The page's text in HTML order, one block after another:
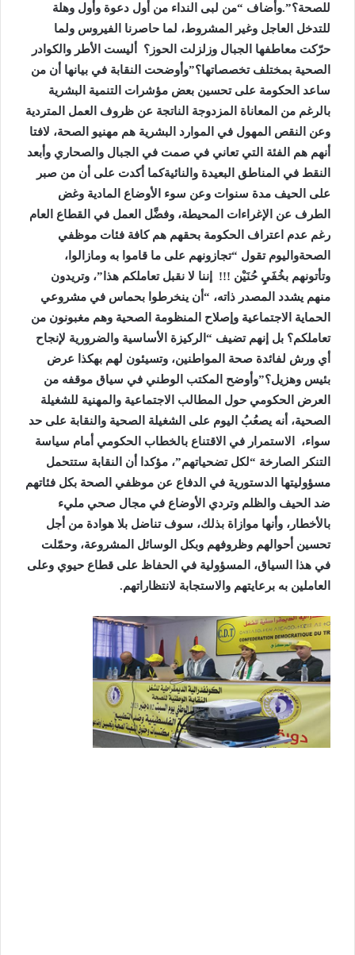
للصحة؟”.وأضاف “من لبى النداء من أول دعوة وأول وهلة
للتدخل العاجل وغير المشروط، لما حاصرنا الفيروس ولما
حرّكت معاطفها الجبال وزلزلت الحوز؟ أليست الأطر والكوادر
الصحية بمختلف تخصصاتها؟”وأوضحت النقابة في بيانها أن من
ساعد الحكومة على تحسين بعض مؤشرات التنمية البشرية
بالرغم من المعاناة المزدوجة الناتجة عن ظروف العمل المتردية
وعن النقص المهول في الموارد البشرية هم مهنيو الصحة، لافتا
أنهم هم الفئة التي تعاني في صمت في الجبال والصحاري وأبعد
النقط في المناطق البعيدة والنائيةكما أكدت على أن من صبر
على الحيف مدة سنوات وعن سوء الأوضاع المادية وغض
الطرف عن الإغراءات المحيطة، وفضَّل العمل في القطاع العام
رغم عدم اعتراف الحكومة بحقهم هم كافة فئات موظفي
الصحةواليوم تقول “تجازونهم على ما قاموا به ومازالوا،
وتأتونهم بخُفَيِ حُنَيْن !!! إننا لا نقبل تعاملكم هذا”، وتريدون
منهم يشدد المصدر ذاته، “أن ينخرطوا بحماس في مشروعي
الحماية الاجتماعية وإصلاح المنظومة الصحية وهم مغبونون من
تعاملكم؟ بل إنهم تضيف “الركيزة الأساسية والضرورية لإنجاح
أي ورش لفائدة صحة المواطنين، وتسيئون لهم بهكذا عرض
بئيس وهزيل؟”وأوضح المكتب الوطني في سياق موقفه من
العرض الحكومي حول المطالب الاجتماعية والمهنية للشغيلة
الصحية، أنه يصعُبُ اليوم على الشغيلة الصحية والنقابة على حد
سواء، الاستمرار في الاقتناع بالخطاب الحكومي أمام سياسة
التنكر الصارخة “لكل تضحياتهم”، مؤكدا أن النقابة ستتحمل
مسؤوليتها الدستورية في الدفاع عن موظفي الصحة بكل فئاتهم
ضد الحيف والظلم وتردي الأوضاع في مجال صحي مليء
بالأخطار، وأنها موازاة بذلك، سوف تناضل بلا هوادة من أجل
تحسين أحوالهم وظروفهم وبكل الوسائل المشروعة، وحمّلت
في هذا السياق، المسؤولية في الحفاظ على قطاع حيوي وعلى
العاملين به برعايتهم والاستجابة لانتظاراتهم.